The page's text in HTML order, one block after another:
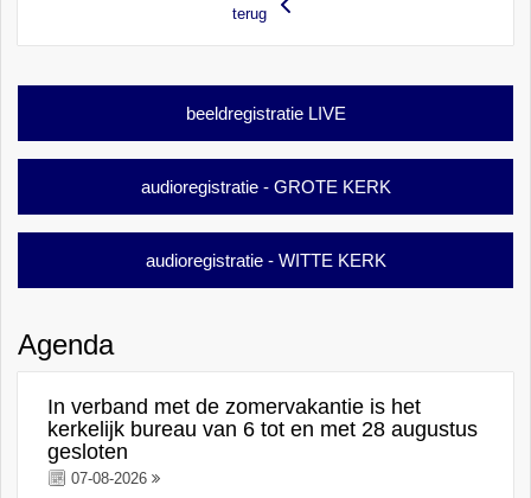
terug
beeldregistratie LIVE
audioregistratie - GROTE KERK
audioregistratie - WITTE KERK
Agenda
In verband met de zomervakantie is het
kerkelijk bureau van 6 tot en met 28 augustus
gesloten
07-08-2026